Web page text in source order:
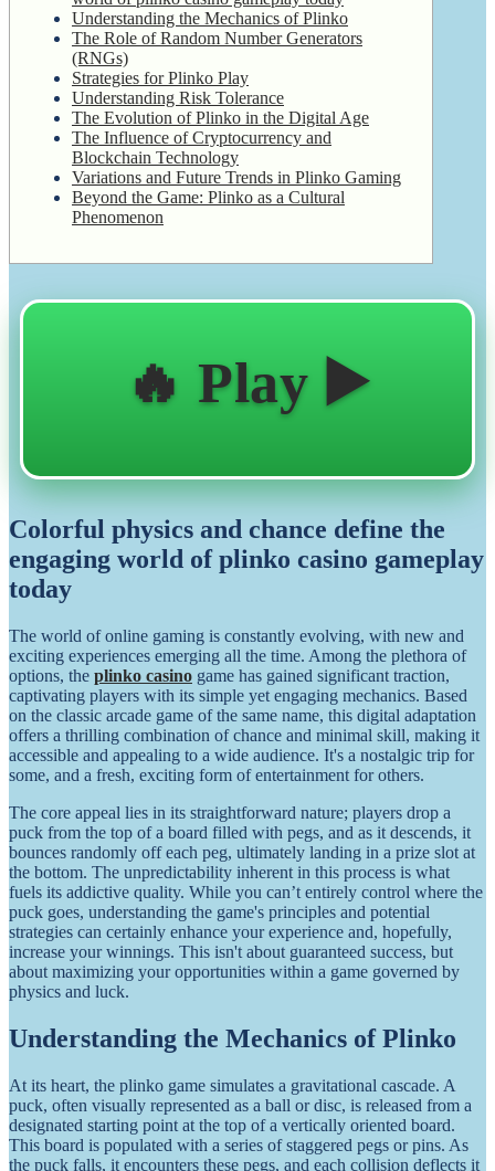
Understanding the Mechanics of Plinko
The Role of Random Number Generators
(RNGs)
Strategies for Plinko Play
Understanding Risk Tolerance
The Evolution of Plinko in the Digital Age
The Influence of Cryptocurrency and
Blockchain Technology
Variations and Future Trends in Plinko Gaming
Beyond the Game: Plinko as a Cultural
Phenomenon
🔥 Play ▶️
Colorful physics and chance define the
engaging world of plinko casino gameplay
today
The world of online gaming is constantly evolving, with new and
exciting experiences emerging all the time. Among the plethora of
options, the plinko casino game has gained significant traction,
captivating players with its simple yet engaging mechanics. Based
on the classic arcade game of the same name, this digital adaptation
offers a thrilling combination of chance and minimal skill, making it
accessible and appealing to a wide audience. It's a nostalgic trip for
some, and a fresh, exciting form of entertainment for others.
The core appeal lies in its straightforward nature; players drop a
puck from the top of a board filled with pegs, and as it descends, it
bounces randomly off each peg, ultimately landing in a prize slot at
the bottom. The unpredictability inherent in this process is what
fuels its addictive quality. While you can’t entirely control where the
puck goes, understanding the game's principles and potential
strategies can certainly enhance your experience and, hopefully,
increase your winnings. This isn't about guaranteed success, but
about maximizing your opportunities within a game governed by
physics and luck.
Understanding the Mechanics of Plinko
At its heart, the plinko game simulates a gravitational cascade. A
puck, often visually represented as a ball or disc, is released from a
designated starting point at the top of a vertically oriented board.
This board is populated with a series of staggered pegs or pins. As
the puck falls, it encounters these pegs, and each collision deflects it